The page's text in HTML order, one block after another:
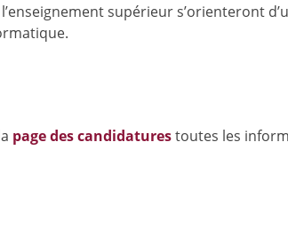
supérieur s’orienteront
page des candidaturestoutes les